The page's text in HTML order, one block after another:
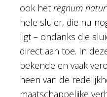
ook het regnum
hele sluier, die nu
ligt – ondanks die
direct aan toe. In
bekende en vaak
heen van de
maatschappelijke